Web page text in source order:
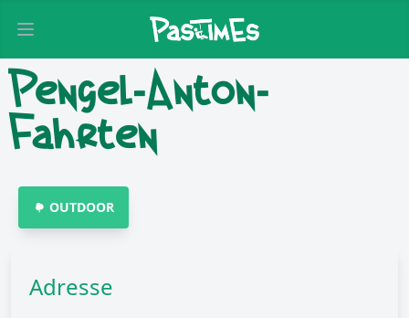
Open main menu
Pengel-Anton-
Fahrten
OUTDOOR
Adresse